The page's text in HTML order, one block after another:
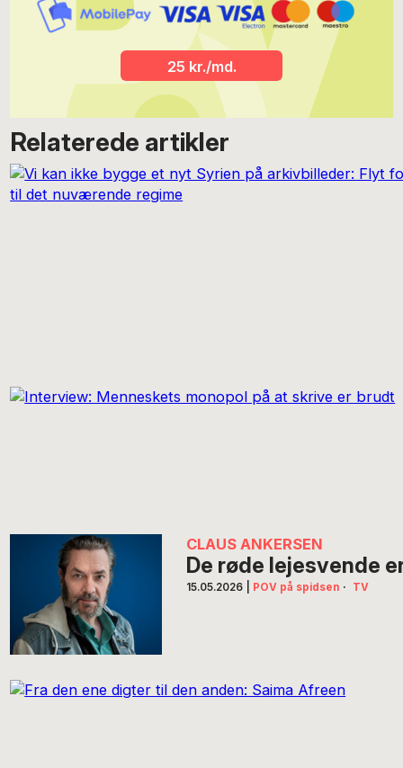
25 kr./md.
Relaterede artikler
CLAUS ANKERSEN
De røde lejesvende
15.05.2026 POV på spidsen · TV